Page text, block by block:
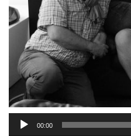
Lecteur
audio
00:00